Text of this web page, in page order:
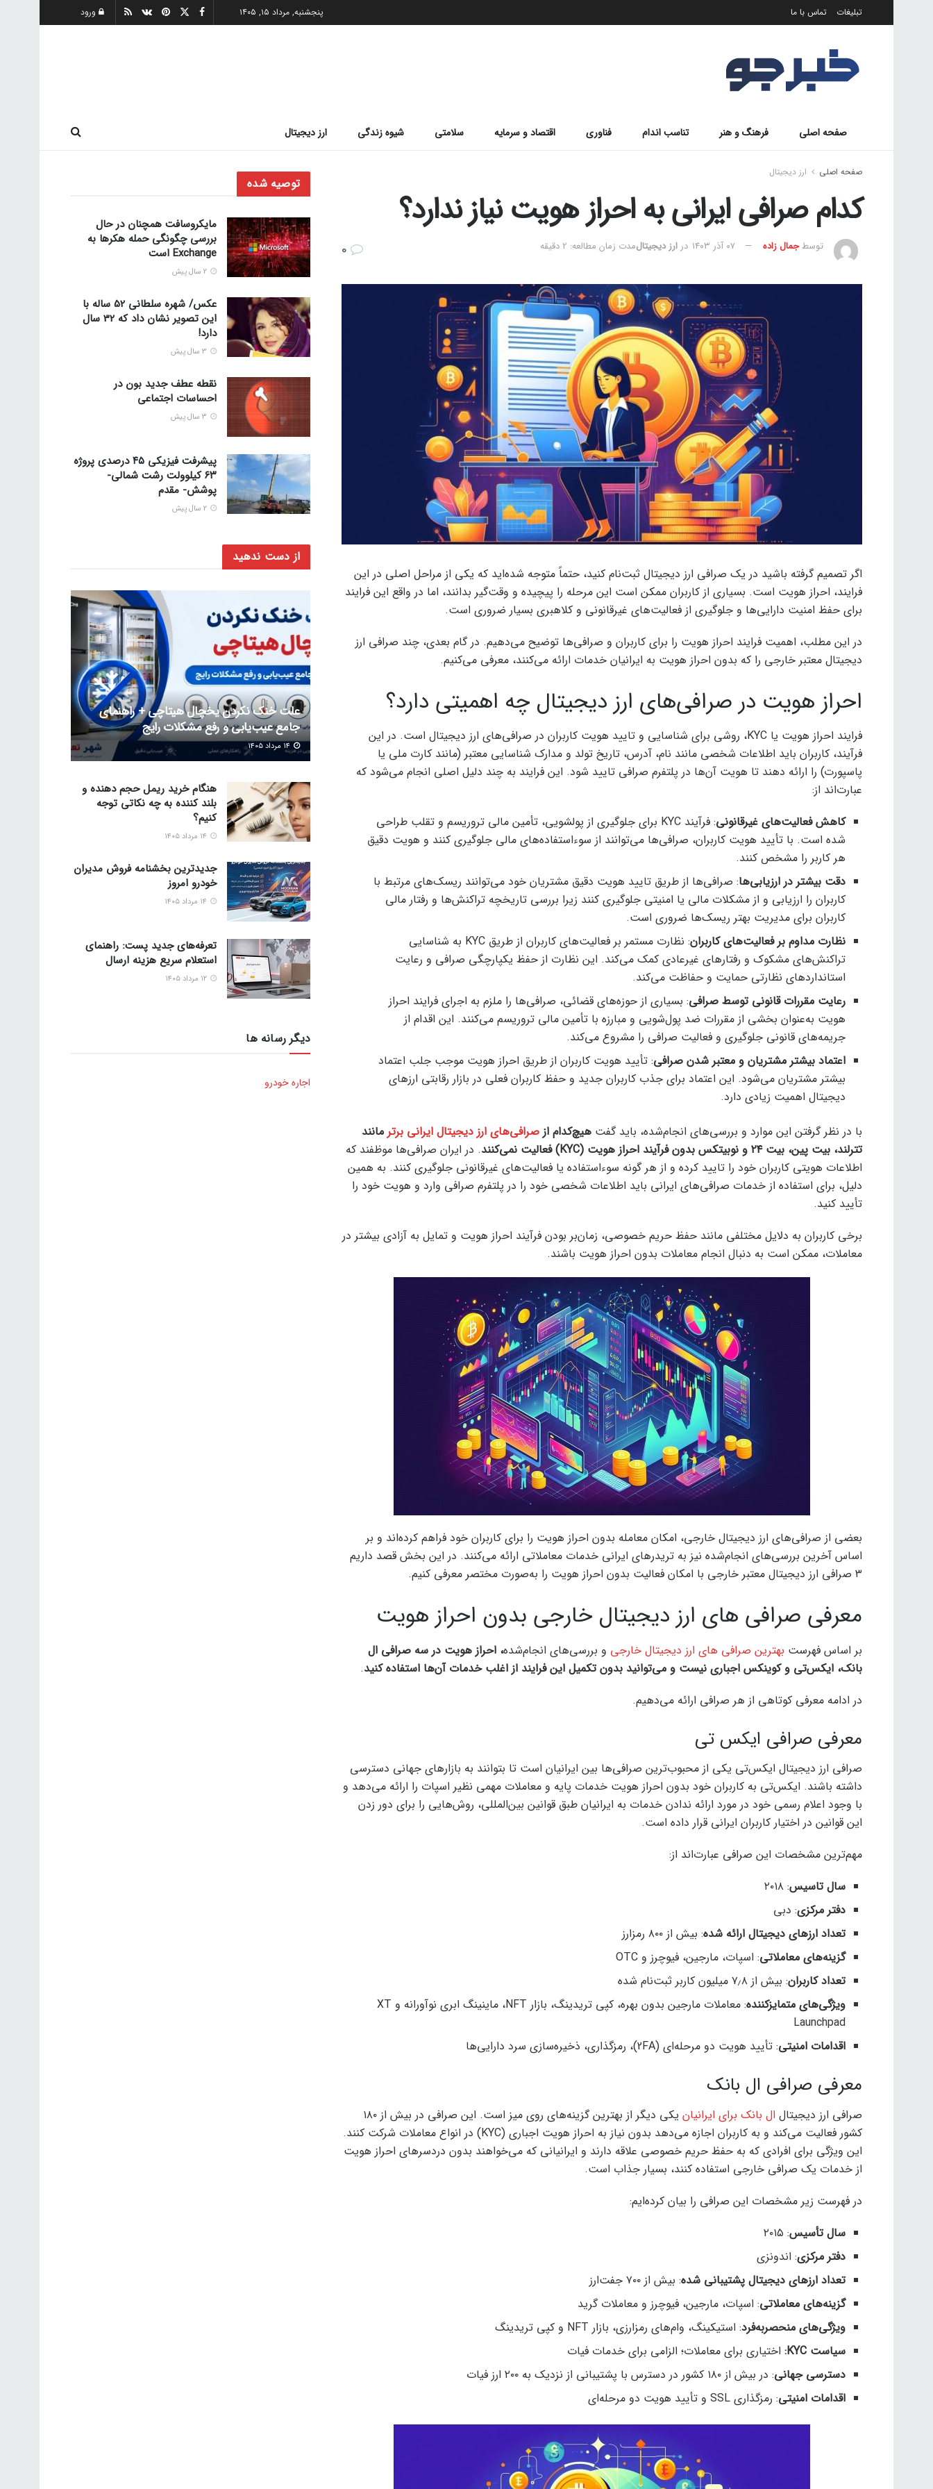
تبلیغات تماس با ما پنجشنبه, مرداد ۱۵, ۱۴۰۵ ورود
صفحه اصلی فرهنگ و هنر تناسب اندام فناوری اقتصاد و سرمایه سلامتی شیوه زندگی ارز دیجیتال
صفحه اصلی ارز دیجیتال
کدام صرافی ایرانی به احراز هویت نیاز ندارد؟
توسطجمال زاده ۰۷ آذر ۱۴۰۳ در ارز دیجیتالمدت زمان مطالعه: 2 دقیقه
اگر تصمیم گرفته باشید در یک صرافی ارز دیجیتال ثبت‌نام کنید، حتماً متوجه شده‌اید که یکی از مراحل اصلی در این
فرایند، احراز هویت است. بسیاری از کاربران ممکن است این مرحله را پیچیده و وقت‌گیر بدانند، اما در واقع این فرایند
برای حفظ امنیت دارایی‌ها و جلوگیری از فعالیت‌های غیرقانونی و کلاهبری بسیار ضروری است.
در این مطلب، اهمیت فرایند احراز هویت را برای کاربران و صرافی‌ها توضیح می‌دهیم. در گام بعدی، چند صرافی ارز
دیجیتال معتبر خارجی را که بدون احراز هویت به ایرانیان خدمات ارائه می‌کنند، معرفی می‌کنیم.
احراز هویت در صرافی‌های ارز دیجیتال چه اهمیتی دارد؟
فرایند احراز هویت یا KYC، روشی برای شناسایی و تایید هویت کاربران در صرافی‌های ارز دیجیتال است. در این
فرآیند، کاربران باید اطلاعات شخصی مانند نام، آدرس، تاریخ تولد و مدارک شناسایی معتبر (مانند کارت ملی یا
پاسپورت) را ارائه دهند تا هویت آن‌ها در پلتفرم صرافی تایید شود. این فرایند به چند دلیل اصلی انجام می‌شود که
عبارت‌اند از:
کاهش فعالیت‌های غیرقانونی
: فرآیند KYC برای جلوگیری از پولشویی، تأمین مالی تروریسم و تقلب طراحی
شده است. با تأیید هویت کاربران، صرافی‌ها می‌توانند از سوءاستفاده‌های مالی جلوگیری کنند و هویت دقیق
هر کاربر را مشخص کنند.
دقت بیشتر در ارزیابی‌ها: صرافی‌ها از طریق تایید هویت دقیق مشتریان خود می‌توانند ریسک‌های مرتبط با
کاربران را ارزیابی و از مشکلات مالی یا امنیتی جلوگیری کنند زیرا بررسی تاریخچه تراکنش‌ها و رفتار مالی
کاربران برای مدیریت بهتر ریسک‌ها ضروری است.
نظارت مداوم بر فعالیت‌های کاربران
: نظارت مستمر بر فعالیت‌های کاربران از طریق KYC به شناسایی
تراکنش‌های مشکوک و رفتارهای غیرعادی کمک می‌کند. این نظارت از حفظ یکپارچگی صرافی و رعایت
استانداردهای نظارتی حمایت و حفاظت می‌کند.
رعایت مقررات قانونی توسط صرافی: بسیاری از حوزه‌های قضائی، صرافی‌ها را ملزم به اجرای فرایند احراز
هویت به‌عنوان بخشی از مقررات ضد پول‌شویی و مبارزه با تأمین مالی تروریسم می‌کنند. این اقدام از
جریمه‌های قانونی جلوگیری و فعالیت صرافی را مشروع می‌کند.
اعتماد بیشتر مشتریان و معتبر شدن صرافی: تأیید هویت کاربران از طریق احراز هویت موجب جلب اعتماد
بیشتر مشتریان می‌شود. این اعتماد برای جذب کاربران جدید و حفظ کاربران فعلی در بازار رقابتی ارز‌های
دیجیتال اهمیت زیادی دارد.
با در نظر گرفتن این موارد و بررسی‌های انجام‌شده، باید گفت هیچ‌کدام ازصرافی‌های ارز دیجیتال ایرانی برتر مانند
تترلند، بیت پین، بیت ۲۴ و نوبیتکس بدون فرآیند احراز هویت
(KYC) فعالیت نمی‌کنند. در ایران صرافی‌ها موظفند که
اطلاعات هویتی کاربران خود را تایید کرده و از هر گونه سوءاستفاده یا فعالیت‌های غیرقانونی جلوگیری کنند. به همین
دلیل، برای استفاده از خدمات صرافی‌های ایرانی باید اطلاعات شخصی خود را در پلتفرم صرافی وارد و هویت خود را
تأیید کنید.
برخی کاربران به دلایل مختلفی مانند حفظ حریم خصوصی، زمان‌بر بودن فرآیند احراز هویت و تمایل به آزادی بیشتر در
معاملات، ممکن است به دنبال انجام معاملات بدون احراز هویت باشند.
بعضی از صرافی‌های ارز دیجیتال خارجی، امکان معامله بدون احراز هویت را برای کاربران خود فراهم کرده‌اند و بر
اساس آخرین بررسی‌های انجام‌شده نیز به تریدر‌های ایرانی خدمات معاملاتی ارائه می‌کنند. در این بخش قصد داریم
۳ صرافی ارز دیجیتال معتبر خارجی با امکان فعالیت بدون احراز هویت را به‌صورت مختصر معرفی کنیم.
معرفی صرافی های ارز دیجیتال خارجی بدون احراز هویت
بر اساس فهرست بهترین صرافی های ارز دیجیتال خارجی و بررسی‌های انجام‌شده، احراز هویت در سه صرافی ال
بانک، ایکس‌تی و کوینکس اجباری نیست و می‌توانید بدون تکمیل این فرایند از اغلب خدمات آن‌ها استفاده کنید.
در ادامه معرفی کوتاهی از هر صرافی ارائه می‌دهیم.
معرفی صرافی ایکس تی
صرافی ارز دیجیتال ایکس‌تی یکی از محبوب‌ترین صرافی‌ها بین ایرانیان است تا بتوانند به بازار‌‌های جهانی دسترسی
داشته باشند. ایکس‌تی به کاربران خود بدون احراز هویت خدمات پایه و معاملات مهمی نظیر اسپات را ارائه می‌دهد و
با وجود اعلام رسمی خود در مورد ارائه ندادن خدمات به ایرانیان طبق قوانین بین‌المللی، روش‌هایی را برای دور زدن
این قوانین در اختیار کاربران ایرانی قرار داده است.
مهم‌ترین مشخصات این صرافی عبارت‌اند از:
سال تاسیس: ۲۰۱۸
دفتر مرکزی: دبی
تعداد ارزهای دیجیتال ارائه شده: بیش از ۸۰۰ رمز‌ارز
گزینه‌های معاملاتی: اسپات، مارجین، فیوچرز و OTC
تعداد کاربران: بیش از ۷٫۸ میلیون کاربر ثبت‌نام شده
ویژگی‌های متمایز‌کننده
: معاملات مارجین بدون بهره، کپی تریدینگ، بازار NFT، ماینینگ ابری نوآورانه و XT
Launchpad
اقدامات امنیتی: تأیید هویت دو مرحله‌ای (2FA)، رمزگذاری، ذخیره‌سازی سرد دارایی‌ها
معرفی صرافی ال بانک
صرافی ارز دیجیتال ال بانک برای ایرانیان
یکی دیگر از بهترین گزینه‌های روی میز است. این صرافی در بیش از ۱۸۰
کشور فعالیت می‌کند و به کاربران اجازه می‌دهد بدون نیاز به احراز هویت اجباری (KYC) در انواع معاملات شرکت کنند.
این ویژگی برای افرادی که به حفظ حریم خصوصی علاقه دارند و ایرانیانی که می‌خواهند بدون دردسر‌های احراز هویت
از خدمات یک صرافی خارجی استفاده کنند، بسیار جذاب است.
در فهرست زیر مشخصات این صرافی را بیان کرده‌ایم:
سال تأسیس: ۲۰۱۵
دفتر مرکزی: اندونزی
تعداد ارزهای دیجیتال پشتیبانی شده: بیش از ۷۰۰ جفت‌ارز
گزینه‌های معاملاتی: اسپات، مارجین، فیوچرز و معاملات گرید
ویژگی‌های منحصر‌به‌فرد: استیکینگ، وام‌های رمزارزی، بازار NFT و کپی تریدینگ
سیاست KYC: اختیاری برای معاملات؛ الزامی برای خدمات فیات
دسترسی جهانی: در بیش از ۱۸۰ کشور در دسترس با پشتیبانی از نزدیک به ۲۰۰ ارز فیات
اقدامات امنیتی: رمزگذاری SSL و تأیید هویت دو مرحله‌ای
توصیه شده
مایکروسافت همچنان در حال
بررسی چگونگی حمله هکرها به
Exchange است
عکس/ شهره سلطانی 52 ساله با
این تصویر نشان داد که 32 سال
دارد!
نقطه عطف جدید بون در
احساسات اجتماعی
پیشرفت فیزیکی ۴۵ درصدی پروژه
۶۳ کیلوولت رشت شمالی-
پوشش- مقدم
از دست ندهید
علت خنک نکردن یخچال هیتاچی + راهنمای
جامع عیب‌یابی و رفع مشکلات رایج
هنگام خرید ریمل حجم دهنده و
بلند کننده به چه نکاتی توجه
کنیم؟
جدیدترین بخشنامه فروش مدیران
خودرو امروز
تعرفه‌های جدید پست: راهنمای
استعلام سریع هزینه ارسال
دیگر رسانه ها
اجاره خودرو